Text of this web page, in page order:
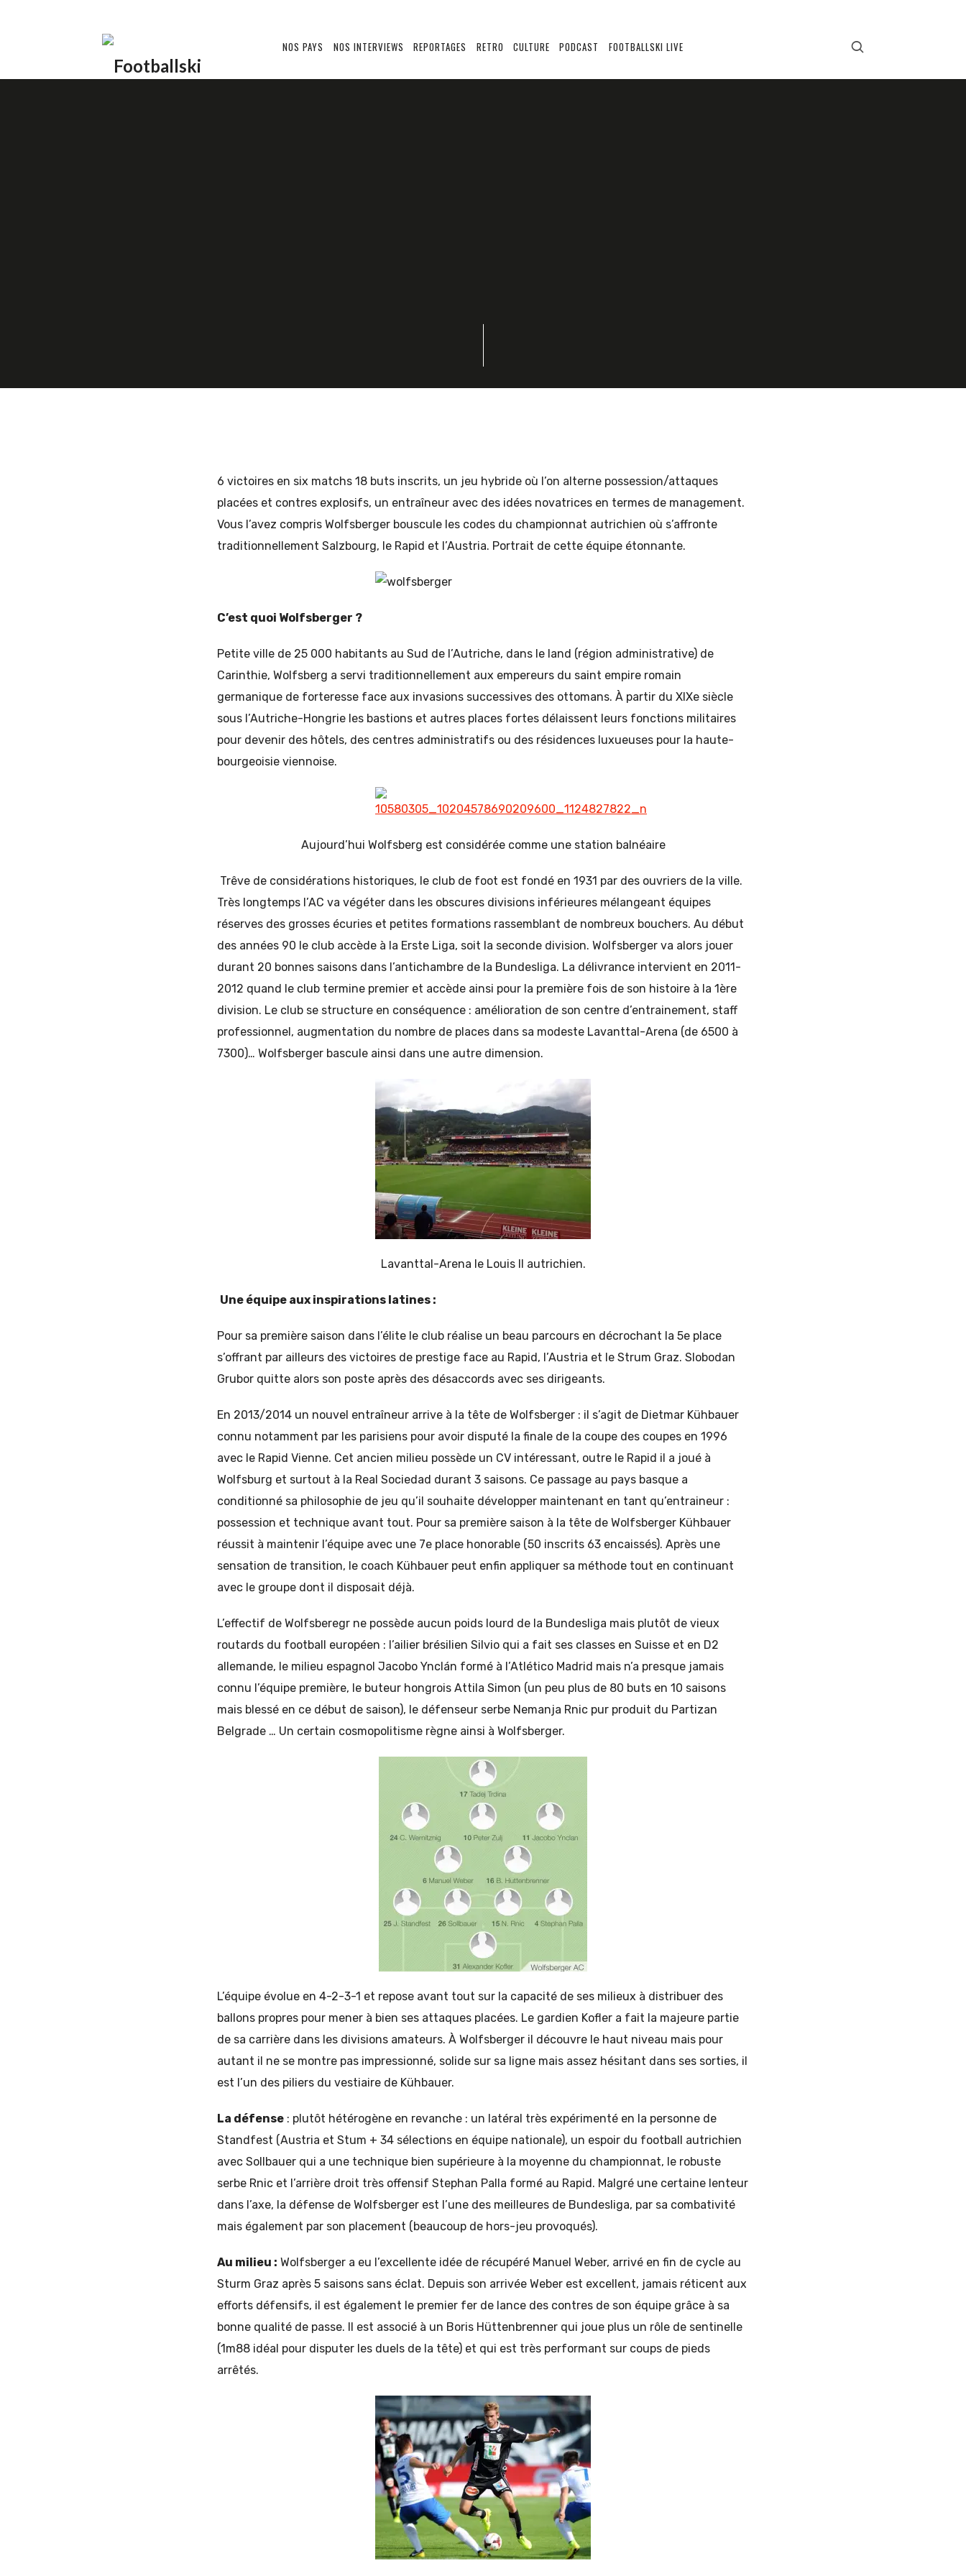
Footballski NOS PAYS NOS INTERVIEWS REPORTAGES RETRO CULTURE PODCAST FOOTBALLSKI LIVE
6 victoires en six matchs 18 buts inscrits, un jeu hybride où l’on alterne possession/attaques
placées et contres explosifs, un entraîneur avec des idées novatrices en termes de management.
Vous l’avez compris Wolfsberger bouscule les codes du championnat autrichien où s’affronte
traditionnellement Salzbourg, le Rapid et l’Austria. Portrait de cette équipe étonnante.
C’est quoi Wolfsberger ?
Petite ville de 25 000 habitants au Sud de l’Autriche, dans le land (région administrative) de
Carinthie, Wolfsberg a servi traditionnellement aux empereurs du saint empire romain
germanique de forteresse face aux invasions successives des ottomans. À partir du XIXe siècle
sous l’Autriche-Hongrie les bastions et autres places fortes délaissent leurs fonctions militaires
pour devenir des hôtels, des centres administratifs ou des résidences luxueuses pour la haute-
bourgeoisie viennoise.
Aujourd’hui Wolfsberg est considérée comme une station balnéaire
Trêve de considérations historiques, le club de foot est fondé en 1931 par des ouvriers de la ville.
Très longtemps l’AC va végéter dans les obscures divisions inférieures mélangeant équipes
réserves des grosses écuries et petites formations rassemblant de nombreux bouchers. Au début
des années 90 le club accède à la Erste Liga, soit la seconde division. Wolfsberger va alors jouer
durant 20 bonnes saisons dans l’antichambre de la Bundesliga. La délivrance intervient en 2011-
2012 quand le club termine premier et accède ainsi pour la première fois de son histoire à la 1ère
division. Le club se structure en conséquence : amélioration de son centre d’entrainement, staff
professionnel, augmentation du nombre de places dans sa modeste Lavanttal-Arena (de 6500 à
7300)… Wolfsberger bascule ainsi dans une autre dimension.
Lavanttal-Arena le Louis II autrichien.
Une équipe aux inspirations latines :
Pour sa première saison dans l’élite le club réalise un beau parcours en décrochant la 5e place
s’offrant par ailleurs des victoires de prestige face au Rapid, l’Austria et le Strum Graz. Slobodan
Grubor quitte alors son poste après des désaccords avec ses dirigeants.
En 2013/2014 un nouvel entraîneur arrive à la tête de Wolfsberger : il s’agit de Dietmar Kühbauer
connu notamment par les parisiens pour avoir disputé la finale de la coupe des coupes en 1996
avec le Rapid Vienne. Cet ancien milieu possède un CV intéressant, outre le Rapid il a joué à
Wolfsburg et surtout à la Real Sociedad durant 3 saisons. Ce passage au pays basque a
conditionné sa philosophie de jeu qu’il souhaite développer maintenant en tant qu’entraineur :
possession et technique avant tout. Pour sa première saison à la tête de Wolfsberger Kühbauer
réussit à maintenir l’équipe avec une 7e place honorable (50 inscrits 63 encaissés). Après une
sensation de transition, le coach Kühbauer peut enfin appliquer sa méthode tout en continuant
avec le groupe dont il disposait déjà.
L’effectif de Wolfsberegr ne possède aucun poids lourd de la Bundesliga mais plutôt de vieux
routards du football européen : l’ailier brésilien Silvio qui a fait ses classes en Suisse et en D2
allemande, le milieu espagnol Jacobo Ynclán formé à l’Atlético Madrid mais n’a presque jamais
connu l’équipe première, le buteur hongrois Attila Simon (un peu plus de 80 buts en 10 saisons
mais blessé en ce début de saison), le défenseur serbe Nemanja Rnic pur produit du Partizan
Belgrade … Un certain cosmopolitisme règne ainsi à Wolfsberger.
L’équipe évolue en 4-2-3-1 et repose avant tout sur la capacité de ses milieux à distribuer des
ballons propres pour mener à bien ses attaques placées. Le gardien Kofler a fait la majeure partie
de sa carrière dans les divisions amateurs. À Wolfsberger il découvre le haut niveau mais pour
autant il ne se montre pas impressionné, solide sur sa ligne mais assez hésitant dans ses sorties, il
est l’un des piliers du vestiaire de Kühbauer.
La défense : plutôt hétérogène en revanche : un latéral très expérimenté en la personne de
Standfest (Austria et Stum + 34 sélections en équipe nationale), un espoir du football autrichien
avec Sollbauer qui a une technique bien supérieure à la moyenne du championnat, le robuste
serbe Rnic et l’arrière droit très offensif Stephan Palla formé au Rapid. Malgré une certaine lenteur
dans l’axe, la défense de Wolfsberger est l’une des meilleures de Bundesliga, par sa combativité
mais également par son placement (beaucoup de hors-jeu provoqués).
Au milieu : Wolfsberger a eu l’excellente idée de récupéré Manuel Weber, arrivé en fin de cycle au
Sturm Graz après 5 saisons sans éclat. Depuis son arrivée Weber est excellent, jamais réticent aux
efforts défensifs, il est également le premier fer de lance des contres de son équipe grâce à sa
bonne qualité de passe. Il est associé à un Boris Hüttenbrenner qui joue plus un rôle de sentinelle
(1m88 idéal pour disputer les duels de la tête) et qui est très performant sur coups de pieds
arrêtés.